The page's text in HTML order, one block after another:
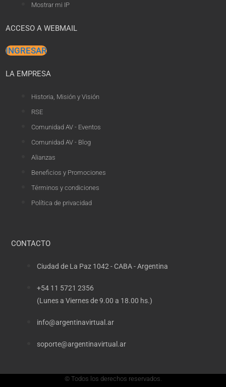
Mostrar mi IP
ACCESO A WEBMAIL
INGRESAR
LA EMPRESA
Historia, Misión y Visión
RSE
Comunidad AV - Eventos
Comunidad AV - Blog
Alianzas
Beneficios y Promociones
Términos y condiciones
Política de privacidad
CONTACTO
Ciudad de La Paz 1042 - CABA - Argentina
+54 11 5721 2356
(Lunes a Viernes de 9.00 a 18.00 hs.)
info@argentinavirtual.ar
soporte@argentinavirtual.ar
© Todos los derechos reservados.